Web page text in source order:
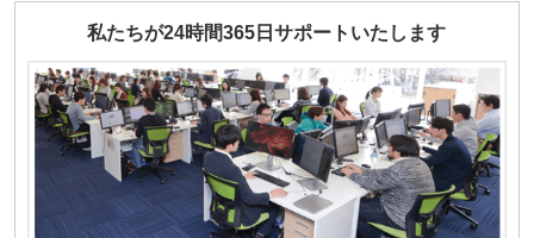
私たちが24時間365日サポートいたします